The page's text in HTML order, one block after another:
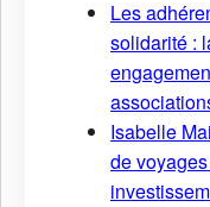
Les
solidarité :
Isabelle
de